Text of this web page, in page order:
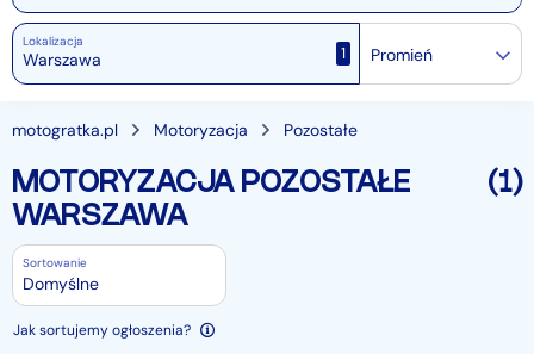
Lokalizacja
1 Promień
motogratka.pl Motoryzacja Pozostałe
MOTORYZACJA POZOSTAŁE
WARSZAWA
(1)
Sortowanie
Domyślne
Jak sortujemy ogłoszenia?